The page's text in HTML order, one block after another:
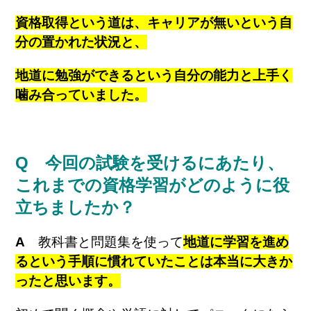
資格取得という道は、キャリアが無いという自
分の置かれた状況と、
地道に勉強ができるという自分の能力と上手く
噛み合っていました。
Q 今回の試験を受けるにあたり、
これまでの資格学習がどのように役
立ちましたか？
A 教科書と問題集を使って地道に学習を進め
るという手順に慣れていたことは本当に大きか
ったと思います。